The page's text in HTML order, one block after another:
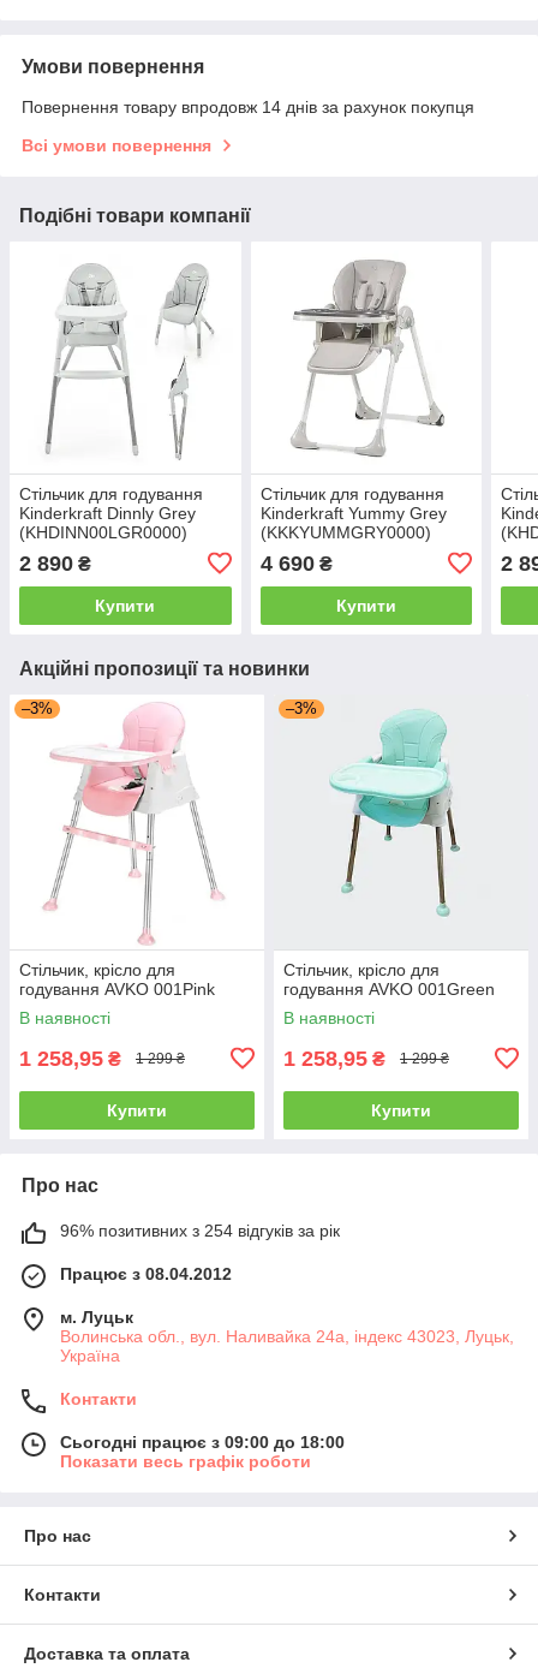
Умови повернення
Повернення товару впродовж 14 днів за рахунок покупця
Всі умови повернення
Подібні товари компанії
Стільчик для годування
Kinderkraft Dinnly Grey
(KHDINN00LGR0000)
2 890 ₴
Купити
Стільчик для годування
Kinderkraft Yummy Grey
(KKKYUMMGRY0000)
4 690₴
Купити
2
Акційні пропозиції та новинки
–3%
Стільчик, крісло для
годування AVKO 001Pink
В наявності
1 258,95 ₴ 1 299 ₴
Купити
–3%
Стільчик, крісло для
годування AVKO 001Green
В наявності
1 258,95 ₴ 1 299 ₴
Купити
Про нас
96% позитивних з 254 відгуків за рік
Працює з 08.04.2012
м. Луцьк
Волинська обл., вул. Наливайка 24а, індекс 43023, Луцьк,
Україна
Контакти
Сьогодні працює з 09:00 до 18:00
Показати весь графік роботи
Про нас
Контакти
Доставка та оплата